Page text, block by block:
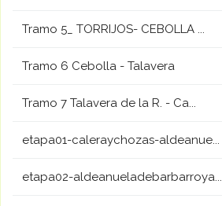
Tramo 5_ TORRIJOS- CEBOLLA ...
Tramo 6 Cebolla - Talavera
Tramo 7 Talavera de la R. - Ca...
etapa01-caleraychozas-aldeanue...
etapa02-aldeanueladebarbarroya...